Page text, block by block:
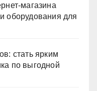
магазина
оборудования для
стать ярким
по выгодной